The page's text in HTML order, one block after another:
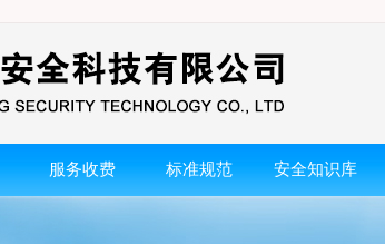
服务收费 标准规范 安全知识库